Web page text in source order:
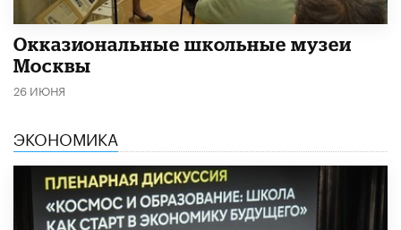
​Окказиональные школьные музеи
Москвы
26 ИЮНЯ
ЭКОНОМИКА